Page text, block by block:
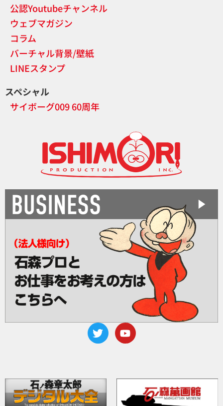
公認Youtubeチャンネル
ウェブマガジン
コラム
バーチャル背景/壁紙
LINEスタンプ
スペシャル
サイボーグ009 60周年